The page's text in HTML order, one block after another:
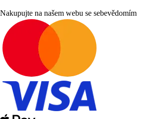
Nakupujte na našem webu se sebevědomím